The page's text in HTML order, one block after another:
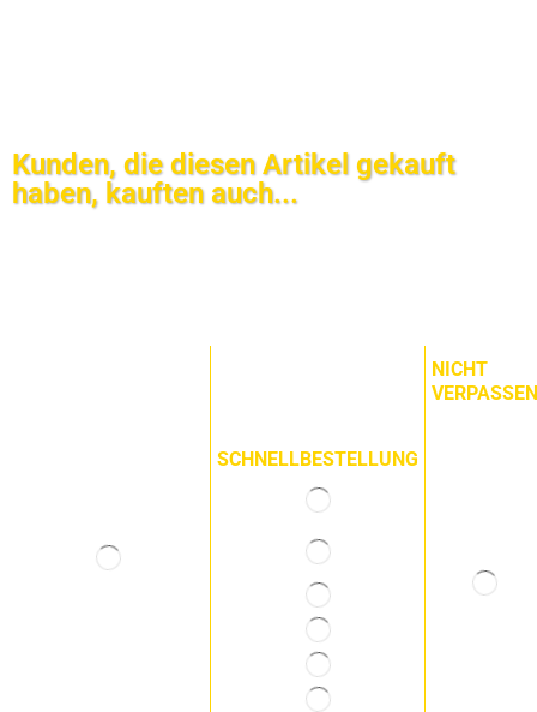
Kunden, die diesen Artikel gekauft
haben, kauften auch...
SCHNELLBESTELLUNG
NICHT
VERPASSEN